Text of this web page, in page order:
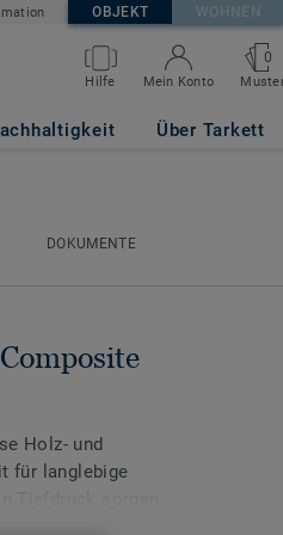
OBJEKT WOHNEN
Hilfe Mein Konto
0
Über Tarkett
DOKUMENTE
Holz- und
für langlebige
für die dauerhafte